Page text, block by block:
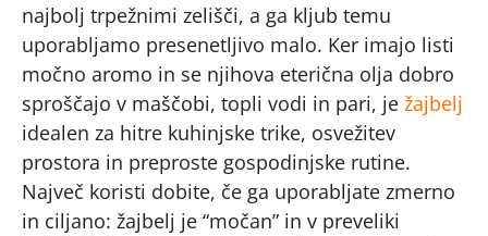
najbolj trpežnimi zelišči, a ga kljub temu
uporabljamo presenetljivo malo. Ker imajo listi
močno aromo in se njihova eterična olja dobro
sproščajo v maščobi, topli vodi in pari, je žajbelj
idealen za hitre kuhinjske trike, osvežitev
prostora in preproste gospodinjske rutine.
Največ koristi dobite, če ga uporabljate zmerno
in ciljano: žajbelj je “močan” in v preveliki